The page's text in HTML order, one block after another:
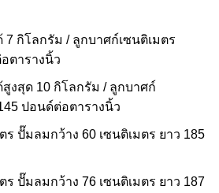
กิโลกรัม / ลูกบาศก์เซนติเมตร
ตารางนิ้ว
งสุด 10 กิโลกรัม / ลูกบาศก์
ปอนด์ต่อตารางนิ้ว
ปั๊มลมกว้าง 60 เซนติเมตร ยาว 185
ปั๊มลมกว้าง 76 เซนติเมตร ยาว 187